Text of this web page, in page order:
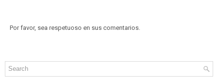
Por favor, sea respetuoso en sus comentarios.